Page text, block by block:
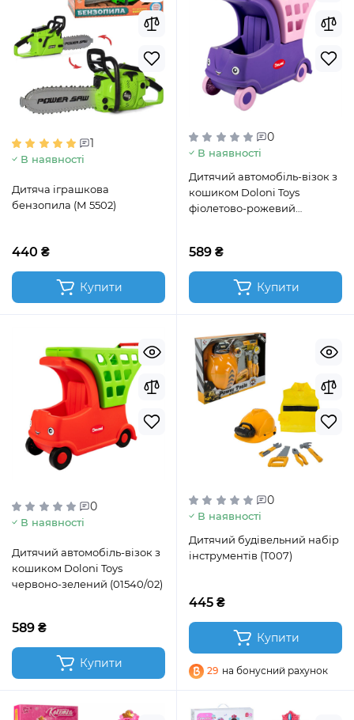
1
В наявності
Дитяча іграшкова
бензопила (М 5502)
440 ₴
Купити
0
В наявності
Дитячий автомобіль-візок з
кошиком Doloni Toys
фіолетово-рожевий
589 ₴
Купити
0
В наявності
Дитячий автомобіль-візок з
кошиком Doloni Toys
червоно-зелений (01540/02)
589 ₴
Купити
0
В наявності
Дитячий будівельний набір
iнструментів (T007)
445 ₴
Купити
29 на бонусний рахунок